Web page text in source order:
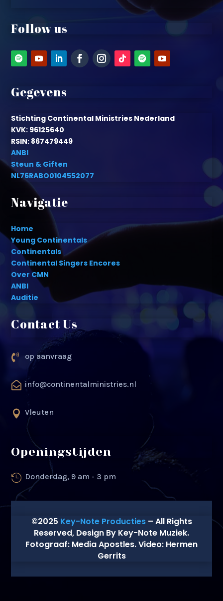
Follow us
Gegevens
Stichting Continental Ministries Nederland
KVK: 96125640
RSIN: 867479449
ANBI
Steun & Giften
NL76RABO0104552077
Navigatie
Home
Young Continentals
Continentals
Continental Singers Encores
Over CMN
ANBI
Auditie
Contact Us
 op aanvraag
 info@continentalministries.nl
 Vleuten
Openingstijden
 Donderdag, 9 am - 3 pm
©2025 Key-Note Producties– All Rights
Reserved, Design By Key-Note Muziek.
Fotograaf: Media Apostles. Video: Hermen
Gerrits